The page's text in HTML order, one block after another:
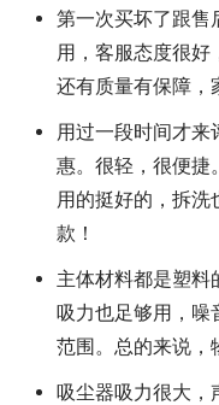
第一次买坏了跟售
用，客服态度很好
还有质量有保障，
用过一段时间才来
惠。很轻，很便捷
用的挺好的，拆洗
款！
主体材料都是塑料
吸力也足够用，噪
范围。总的来说，
吸尘器吸力很大，